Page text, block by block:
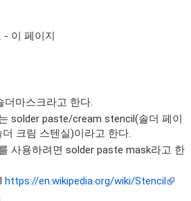
호 : 142-08-78939
소 : (16954)) 경기도 용인시 기흥구 흥덕1
호(영덕동,흥덕IT밸리)
ALL RIGHTS RESEVED
- 이 페이지
마스크라고 한다.
solder paste/cream stencil(솔더 페이
크림 스텐실)이라고 한다.
사용하려면 solder paste mask라고 한
https://en.wikipedia.org/wiki/Stencil